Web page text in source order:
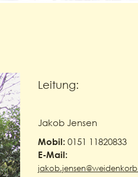
Leitung:
Jakob Jensen
Mobil:0151 11820833
E-Mail: